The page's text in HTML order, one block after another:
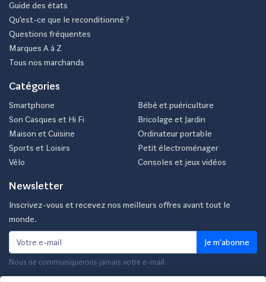
Guide des états
Qu’est-ce que le reconditionné ?
Questions fréquentes
Marques A à Z
Tous nos marchands
Catégories
Smartphone
Son Casques et Hi Fi
Maison et Cuisine
Sports et Loisirs
Vélo
Bébé et puériculture
Bricolage et Jardin
Ordinateur portable
Petit électroménager
Consoles et jeux vidéos
Newsletter
Inscrivez-vous et recevez nos meilleurs offres avant tout le
monde.
Je m'abonne
Nous ne communiquerons jamais votre e-mail.